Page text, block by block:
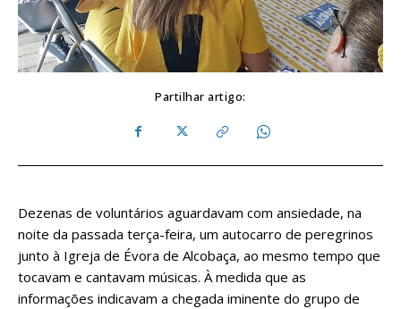
Partilhar artigo:
Dezenas de voluntários aguardavam com ansiedade, na
noite da passada terça-feira, um autocarro de peregrinos
junto à Igreja de Évora de Alcobaça, ao mesmo tempo que
tocavam e cantavam músicas. À medida que as
informações indicavam a chegada iminente do grupo de